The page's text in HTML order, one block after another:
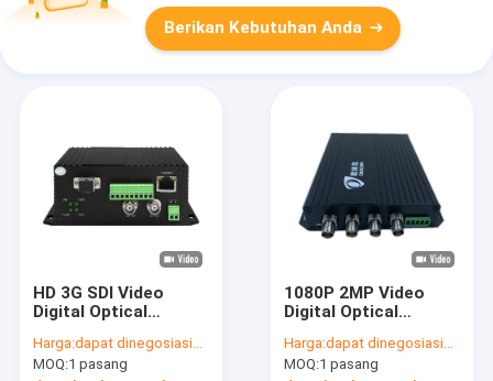
Berikan Kebutuhan Anda
HD 3G SDI Video
Digital Optical
Bidi RS485 10/100M
Ethernet 20km DC5V
Harga:dapat dinegosiasikan
MOQ:1 pasang
1080P 2MP Video
Digital Optical
TVI Kompatibel
Dengan Data RS485
Harga:dapat dinegosiasikan
MOQ:1 pasang